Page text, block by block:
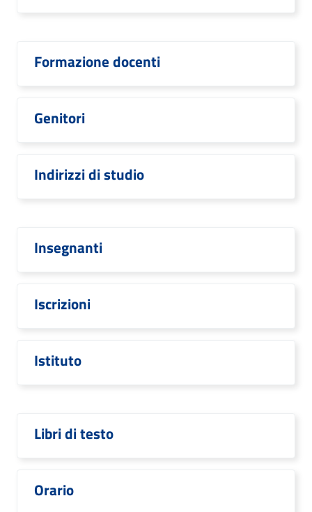
Formazione docenti
Genitori
Indirizzi di studio
Insegnanti
Iscrizioni
Istituto
Libri di testo
Orario